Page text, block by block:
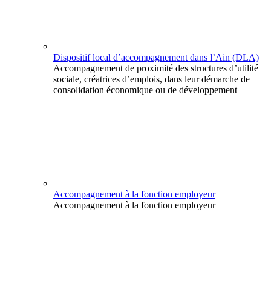
Dispositif local d’accompagnement dans l’Ain (DLA)
Accompagnement de proximité des structures d’utilité
sociale, créatrices d’emplois, dans leur démarche de
consolidation économique ou de développement
Accompagnement à la fonction employeur
Accompagnement à la fonction employeur